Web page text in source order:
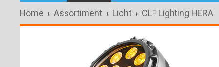
Home › Assortiment › Licht › CLF Lighting HERA